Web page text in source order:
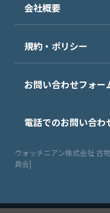
会社概要
規約・ポリシー
お問い合わせフォー
電話でのお問い合わ
ウォッチニアン株式会社 古
員会]